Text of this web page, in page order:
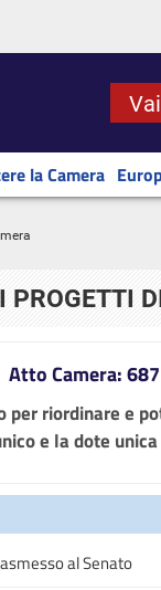
la Camera
PROGETTI
Atto Camera: 687
per riordinare e
e la dote
al Senato